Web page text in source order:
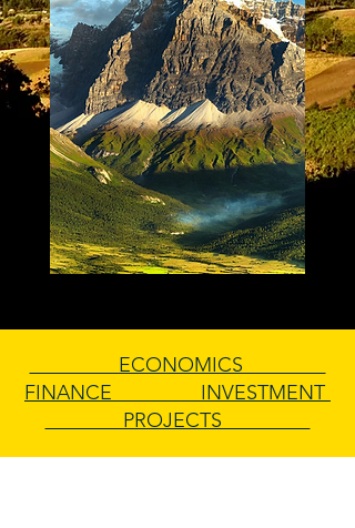
ECONOMICS
FINANCE INVESTMENT
PROJECTS